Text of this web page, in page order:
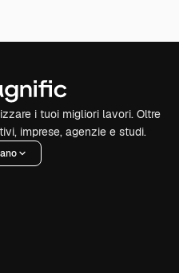
i tuoi migliori lavori. Oltre
imprese, agenzie e studi.